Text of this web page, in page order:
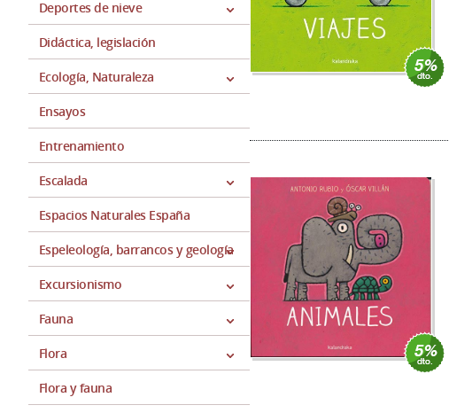
Deportes de nieve
Didáctica, legislación
Ecología, Naturaleza
Ensayos
Entrenamiento
Escalada
Espacios Naturales España
Espeleología, barrancos y geología
Excursionismo
Fauna
Flora
Flora y fauna